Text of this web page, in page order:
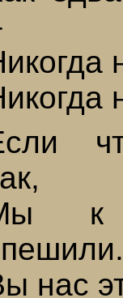
к
нас